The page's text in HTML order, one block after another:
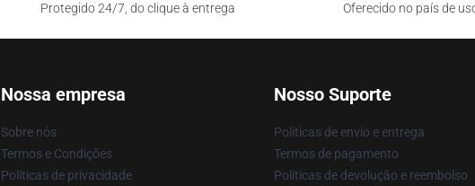
Protegido 24/7, do clique à entrega
Oferecido no país de
Nossa empresa
Sobre nós
Termos e Condições
Políticas de privacidade
Nosso Suporte
Políticas de envio e entrega
Termos de pagamento
Políticas de devolução e reembolso